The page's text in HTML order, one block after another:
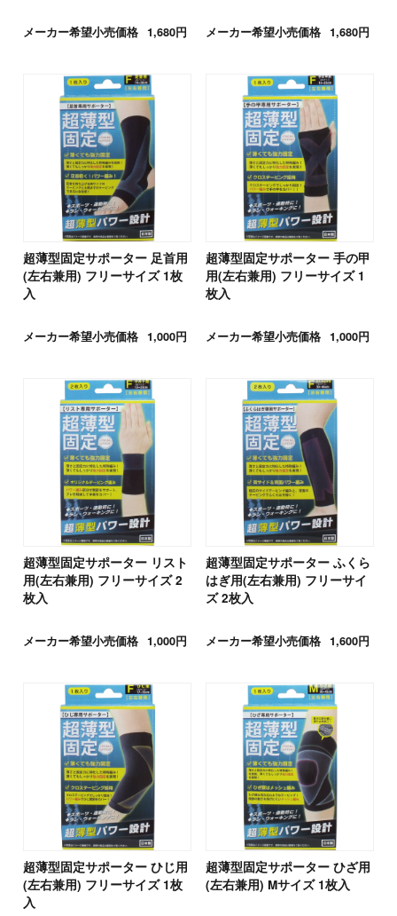
メーカー希望小売価格 1,680円 メーカー希望小売価格 1,680円
超薄型固定サポーター 足首用
(左右兼用) フリーサイズ 1枚
入
メーカー希望小売価格 1,000円
超薄型固定サポーター 手の甲
用(左右兼用) フリーサイズ 1
枚入
メーカー希望小売価格 1,000円
超薄型固定サポーター リスト
用(左右兼用) フリーサイズ 2
枚入
メーカー希望小売価格 1,000円
超薄型固定サポーター ふくら
はぎ用(左右兼用) フリーサイ
ズ 2枚入
メーカー希望小売価格 1,600円
超薄型固定サポーター ひじ用
(左右兼用) フリーサイズ 1枚
入
超薄型固定サポーター ひざ用
(左右兼用) Mサイズ 1枚入